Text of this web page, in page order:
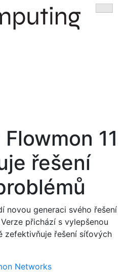
11
řešení
novou generaci svého řešení
přichází s vylepšenou
zefektivňuje řešení síťových
Networks